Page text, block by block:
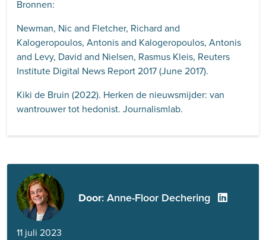
Bronnen:
Newman, Nic and Fletcher, Richard and
Kalogeropoulos, Antonis and Kalogeropoulos, Antonis
and Levy, David and Nielsen, Rasmus Kleis, Reuters
Institute Digital News Report 2017 (June 2017).
Kiki de Bruin (2022). Herken de nieuwsmijder: van
wantrouwer tot hedonist. Journalismlab.
Door: Anne-Floor Dechering
11 juli 2023